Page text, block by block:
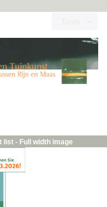
list - Full width image